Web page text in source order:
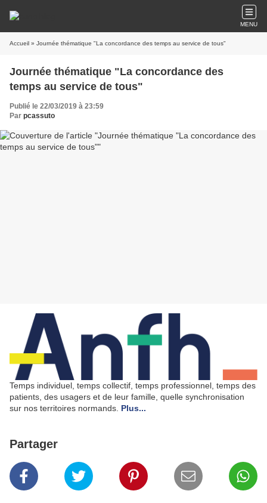
MENU
Accueil » Journée thématique "La concordance des temps au service de tous"
Journée thématique "La concordance des
temps au service de tous"
Publié le 22/03/2019 à 23:59
Par pcassuto
Temps individuel, temps collectif, temps professionnel, temps des
patients, des usagers et de leur famille, quelle synchronisation
sur nos territoires normands. Plus...
Partager